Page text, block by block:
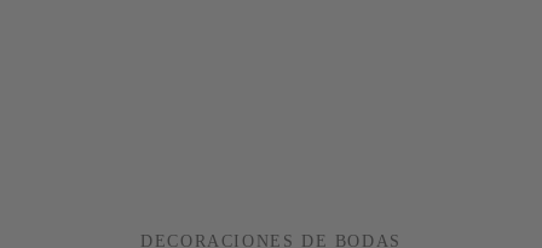
DECORACIONES DE BODAS